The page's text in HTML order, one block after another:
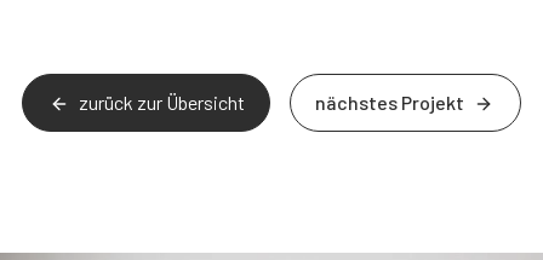
zurück zur Übersicht nächstes Projekt